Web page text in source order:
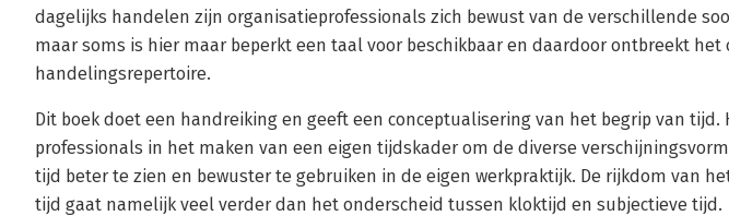
dagelijks handelen zijn organisatieprofessionals zich bewust van de verschillende
maar soms is hier maar beperkt een taal voor beschikbaar en daardoor ontbreekt het
handelingsrepertoire.
Dit boek doet een handreiking en geeft een conceptualisering van het begrip van tijd.
professionals in het maken van een eigen tijdskader om de diverse
tijd beter te zien en bewuster te gebruiken in de eigen werkpraktijk. De rijkdom van
tijd gaat namelijk veel verder dan het onderscheid tussen kloktijd en subjectieve tijd.